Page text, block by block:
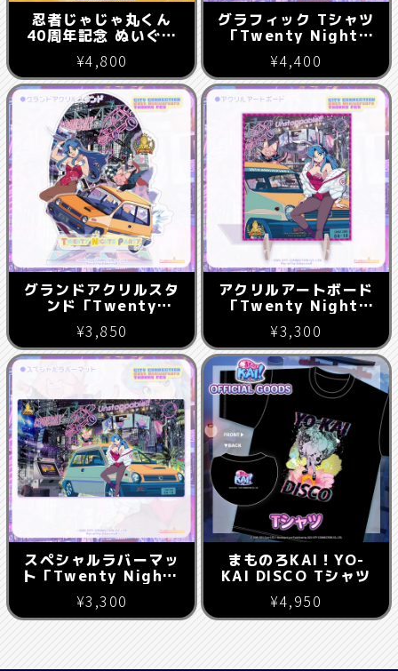
忍者じゃじゃ丸くん
40周年記念 ぬいぐる
み
¥4,800
グラフィック Tシャツ
「Twenty Nights
Party」
¥4,400
グランドアクリルスタ
ンド「Twenty
Nights Party」
¥3,850
アクリルアートボード
「Twenty Nights
Party」
¥3,300
スペシャルラバーマッ
ト「Twenty Nights
Party」
¥3,300
まものろKAI！YO-
KAI DISCO Tシャツ
¥4,950